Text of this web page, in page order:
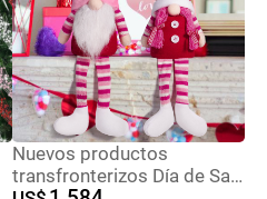
Nuevos productos
transfronterizos Día de San